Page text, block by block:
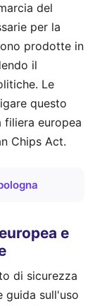
del
per la
prodotte in
il
Le
questo
filiera europea
Chips Act.
e
di sicurezza
guida sull'uso